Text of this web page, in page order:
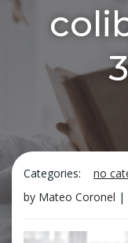
Categories:
no
by Mateo Coronel |